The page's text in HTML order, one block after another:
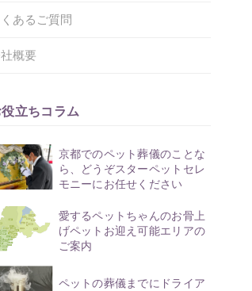
あるご質問
概要
役立ちコラム
京都でのペット葬儀のことな
ら、どうぞスターペットセレ
モニーにお任せください
愛するペットちゃんのお骨上
げペットお迎え可能エリアの
ご案内
ペットの葬儀までにドライア